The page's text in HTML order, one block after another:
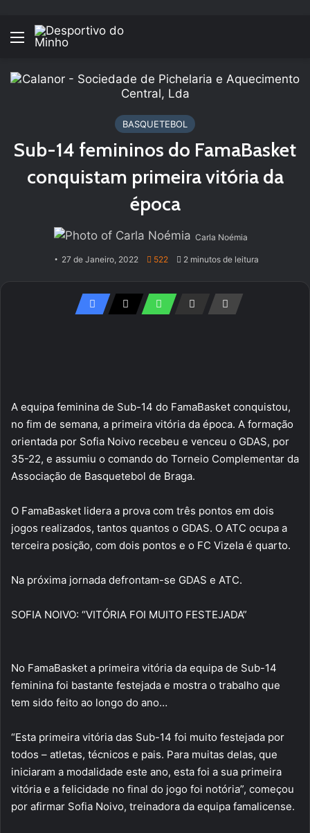
Menu
BASQUETEBOL
Sub-14 femininos do FamaBasket
conquistam primeira vitória da
época
Carla Noémia
27 de Janeiro, 2022 522 2 minutos de leitura
A equipa feminina de Sub-14 do FamaBasket conquistou,
no fim de semana, a primeira vitória da época. A formação
orientada por Sofia Noivo recebeu e venceu o GDAS, por
35-22, e assumiu o comando do Torneio Complementar da
Associação de Basquetebol de Braga.
O FamaBasket lidera a prova com três pontos em dois
jogos realizados, tantos quantos o GDAS. O ATC ocupa a
terceira posição, com dois pontos e o FC Vizela é quarto.
Na próxima jornada defrontam-se GDAS e ATC.
SOFIA NOIVO: “VITÓRIA FOI MUITO FESTEJADA”
No FamaBasket a primeira vitória da equipa de Sub-14
feminina foi bastante festejada e mostra o trabalho que
tem sido feito ao longo do ano…
“Esta primeira vitória das Sub-14 foi muito festejada por
todos – atletas, técnicos e pais. Para muitas delas, que
iniciaram a modalidade este ano, esta foi a sua primeira
vitória e a felicidade no final do jogo foi notória”, começou
por afirmar Sofia Noivo, treinadora da equipa famalicense.